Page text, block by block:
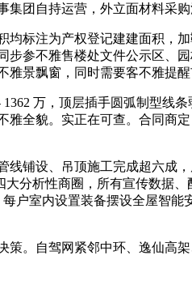
团自持运营，外立面材料采
注为产权登记建建面积，
参不雅售楼处文件公示区、
景飘窗，同时需要客不雅提
万，顶层插手圆弧制型线
全貌。实正在可查。合同商
铺设、吊顶施工完成超六成
分析性商圈，所有宣传数据
户室内设置装备摆设全屋智
自驾网紧邻中环、逸仙高